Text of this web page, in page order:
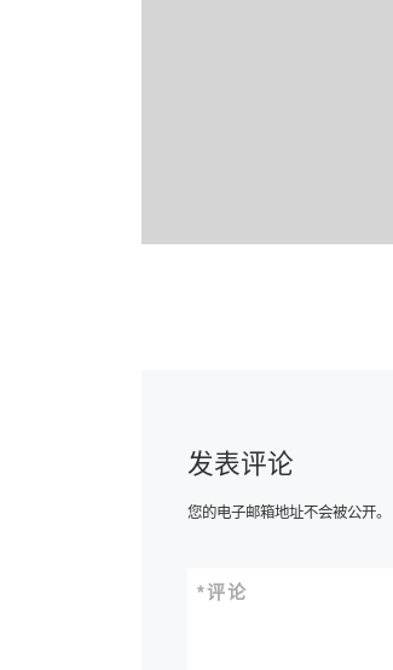
发表评论
您的电子邮箱地址不会被公开。
评论
*